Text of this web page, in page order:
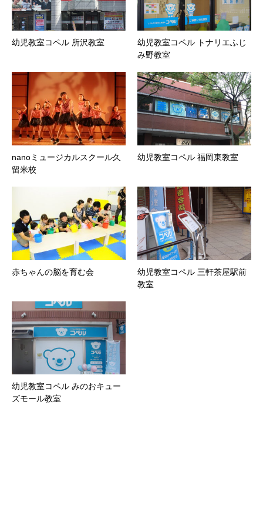
幼児教室コペル 所沢教室
幼児教室コペル トナリエふじ
み野教室
nanoミュージカルスクール久
留米校
幼児教室コペル 福岡東教室
赤ちゃんの脳を育む会
幼児教室コペル 三軒茶屋駅前
教室
幼児教室コペル みのおキュー
ズモール教室